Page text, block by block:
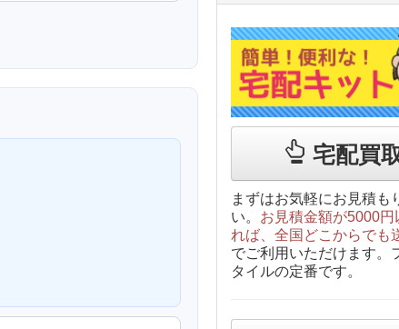
宅配買
まずはお気軽にお見積も
い。 お見積金額が5000円
れば、全国どこからでも
でご利用いただけます。
タイルの定番です。